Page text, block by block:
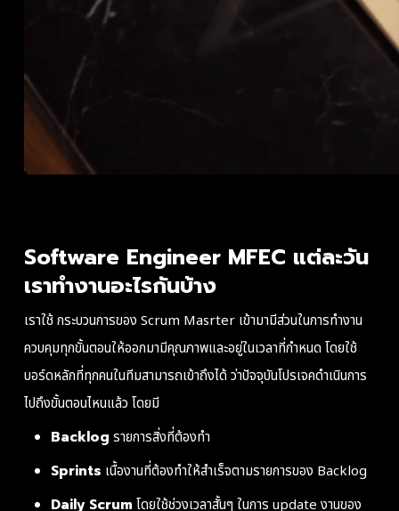
Software Engineer MFEC แต่ละวัน
เราทำงานอะไรกันบ้าง
เราใช้ กระบวนการของ Scrum Masrterเข้ามามีส่วนในการทำงาน
ควบคุมทุกขั้นตอนให้ออกมามีคุณภาพและอยู่ในเวลาที่กำหนด โดยใช้
บอร์ดหลักที่ทุกคนในทีมสามารถเข้าถึงได้ ว่าปัจจุบันโปรเจคดำเนินการ
ไปถึงขั้นตอนไหนแล้ว โดยมี
Backlog รายการสิ่งที่ต้องทำ
Sprints เนื้องานที่ต้องทำให้สำเร็จตามรายการของ Backlog
Daily Scrum โดยใช้ช่วงเวลาสั้นๆ ในการ update งานของ